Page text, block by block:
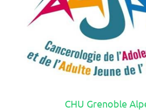
CHU Grenoble